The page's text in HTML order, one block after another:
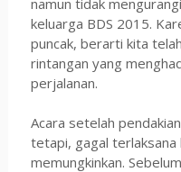
namun tidak
keluarga BDS 2015.
puncak, berarti kita
rintangan yang
perjalanan.
Acara setelah
tetapi, gagal terlaksana
memungkinkan.